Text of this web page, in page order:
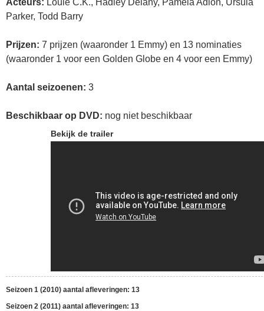
Acteurs: Louie C.K., Hadley Delany, Pamela Adlon, Ursula
Parker, Todd Barry
Prijzen: 7 prijzen (waaronder 1 Emmy) en 13 nominaties
(waaronder 1 voor een Golden Globe en 4 voor een Emmy)
Aantal seizoenen: 3
Beschikbaar op DVD: nog niet beschikbaar
Bekijk de trailer
Seizoen 1 (2010) aantal afleveringen: 13
Seizoen 2 (2011) aantal afleveringen: 13